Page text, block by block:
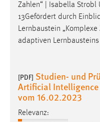
Zahlen“ | Isabella Strobl
13Gefördert durch
Lernbaustein
adaptiven Lernbausteins
[PDF] Studien- und
Artificial
vom 16.02.2023
Relevanz: